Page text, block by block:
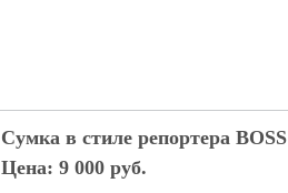
Сумка в стиле репортера BOSS
Цена: 9 000 руб.